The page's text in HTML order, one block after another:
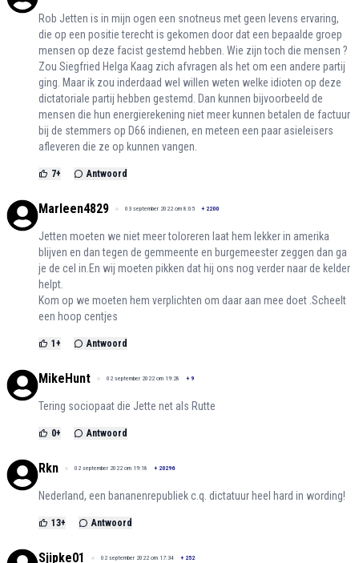
Rob Jetten is in mijn ogen een snotneus met geen levens ervaring,
die op een positie terecht is gekomen door dat een bepaalde groep
mensen op deze facist gestemd hebben. Wie zijn toch die mensen ?
Zou Siegfried Helga Kaag zich afvragen als het om een andere partij
ging. Maar ik zou inderdaad wel willen weten welke idioten op deze
dictatoriale partij hebben gestemd. Dan kunnen bijvoorbeeld de
mensen die hun energierekening niet meer kunnen betalen de factuur
bij de stemmers op D66 indienen, en meteen een paar asieleisers
afleveren die ze op kunnen vangen.
7+ Antwoord
Marleen4829 03 september 2022 om 8:05 + 2200
Jetten moeten we niet meer toloreren laat hem lekker in amerika
blijven en dan tegen de gemmeente en burgemeester zeggen dan ga
je de cel in.En wij moeten pikken dat hij ons nog verder naar de kelder
helpt.
Kom op we moeten hem verplichten om daar aan mee doet .Scheelt
een hoop centjes
1 + Antwoord
MikeHunt 02 september 2022 om 19:28 + 9
Tering sociopaat die Jette net als Rutte
0+ Antwoord
Rkn 02 september 2022 om 19:18 + 20296
Nederland, een bananenrepubliek c.q. dictatuur heel hard in wording!
13+ Antwoord
Sjipke01 02 september 2022 om 17:34 + 252